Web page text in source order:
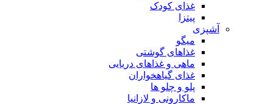
غذای کودک
پیتزا
آشپزی
میگو
غذاهای گوشتی
ماهی و غذاهای دریایی
غذای گیاهخواران
پلو و چلو ها
ماکارونی و لازانیا